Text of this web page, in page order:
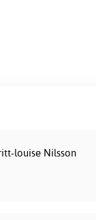
louise Nilsson